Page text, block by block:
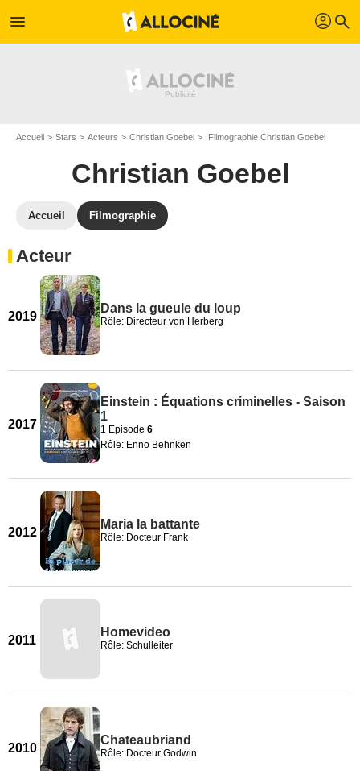
menu profil search
Accueil Stars Acteurs Christian Goebel Filmographie Christian Goebel
Christian Goebel
Accueil Filmographie
Acteur
2019
Dans la gueule du loup
Rôle: Directeur von Herberg
2017
Einstein : Équations criminelles - Saison
1
1 Episode 6
Rôle: Enno Behnken
2012
Maria la battante
Rôle: Docteur Frank
2011
Homevideo
Rôle: Schulleiter
2010
Chateaubriand
Rôle: Docteur Godwin